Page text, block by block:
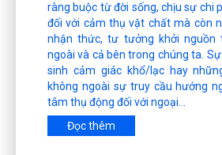
ràng buộc từ đời sống, chịu sự chi
đối với cảm thụ vật chất mà còn
nhận thức, tư tưởng khởi nguồn
ngoài và cả bên trong chúng ta.
sinh cảm giác khổ/lạc hay
không ngoài sự truy cầu hướng
tâm thụ động đối với ngoại...
Đọc thêm